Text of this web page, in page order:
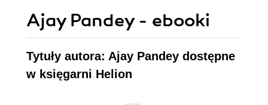
Ajay Pandey - ebooki
Tytuły autora: Ajay Pandey dostępne
w księgarni Helion